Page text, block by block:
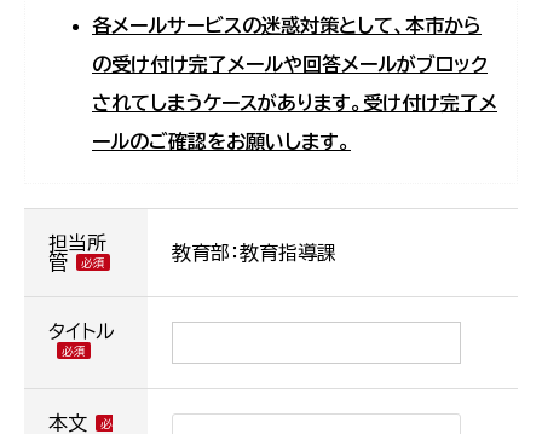
各メールサービスの迷惑対策として、本市から
の受け付け完了メールや回答メールがブロック
されてしまうケースがあります。受け付け完了メ
ールのご確認をお願いします。
担当所
管
教育部：教育指導課
タイトル
本文